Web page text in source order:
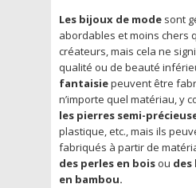
Les bijoux de mode sont
abordables et moins chers
créateurs, mais cela ne
qualité ou de beauté
fantaisiepeuvent être
n’importe quel matériau, y
les pierres semi-
plastique, etc., mais ils
fabriqués à partir de
des perles en bois ou des
en bambou.